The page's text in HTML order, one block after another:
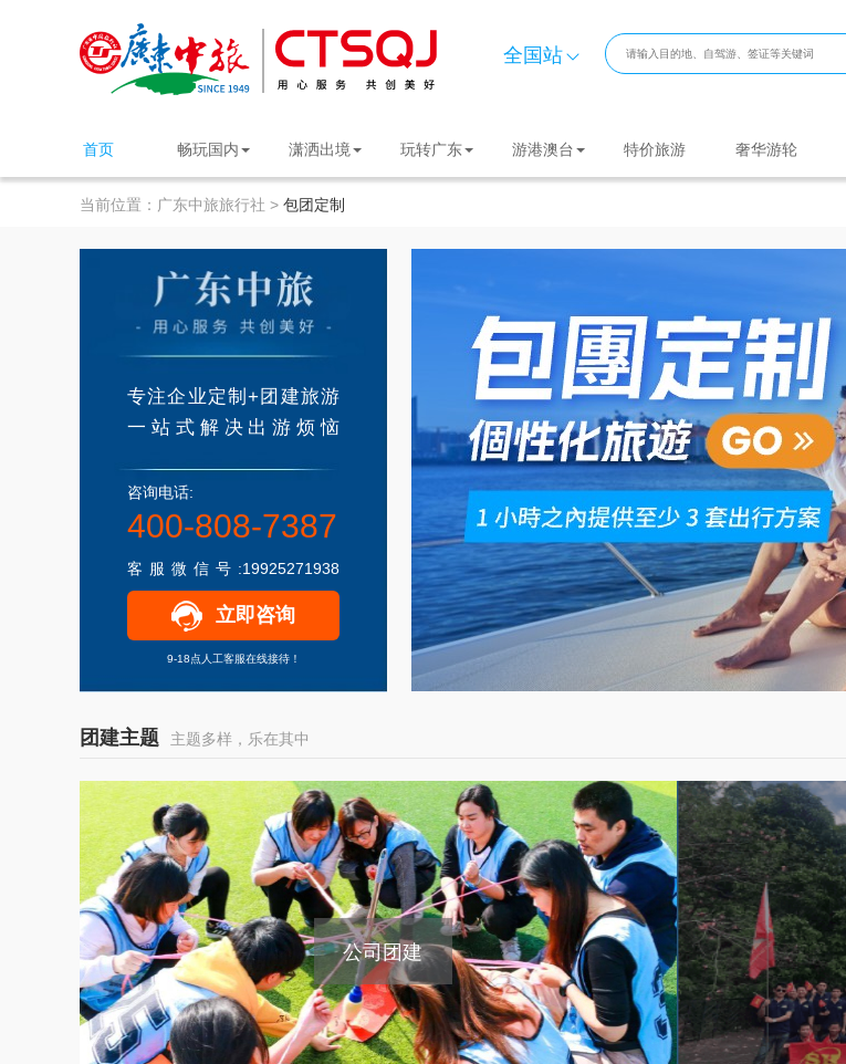
全国站
首页 畅玩国内 潇洒出境 玩转广东 游港澳台 特价旅游 奢华游轮
当前位置： 广东中旅旅行社 > 包团定制
专注企业定制+团建旅游
一站式解决出游烦恼
咨询电话:
400-808-7387
客服微信号:19925271938
立即咨询
9-18点人工客服在线接待！
团建主题 主题多样，乐在其中
公司团建